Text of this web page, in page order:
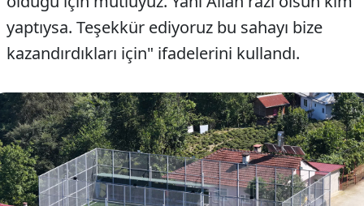
yaptıysa. Teşekkür ediyoruz bu sahayı bize
kazandırdıkları için" ifadelerini kullandı.